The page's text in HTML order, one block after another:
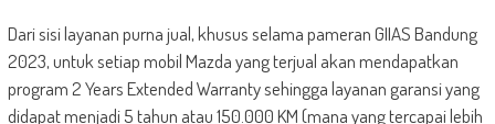
Dari sisi layanan purna jual, khusus selama pameran GIIAS Bandung
2023, untuk setiap mobil Mazda yang terjual akan mendapatkan
program 2 Years Extended Warranty sehingga layanan garansi yang
didapat menjadi 5 tahun atau 150.000 KM (mana yang tercapai lebih